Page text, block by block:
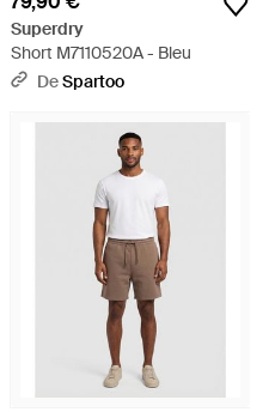
Superdry
Short M7110520A - Bleu
DeSpartoo